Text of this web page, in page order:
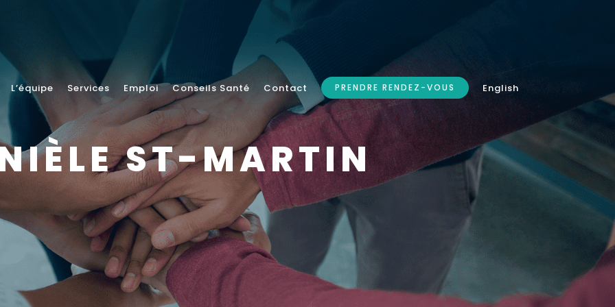
L’équipe Services Emploi Conseils Santé Contact PRENDRE RENDEZ-VOUS English
ST-MARTIN